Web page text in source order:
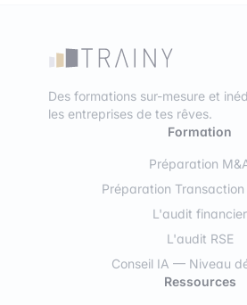
Des formations sur-mesure et
les entreprises de tes rêves.
Formation
Préparation
Préparation
L'audit financier
L'audit RSE
Conseil IA — Niveau
Ressources